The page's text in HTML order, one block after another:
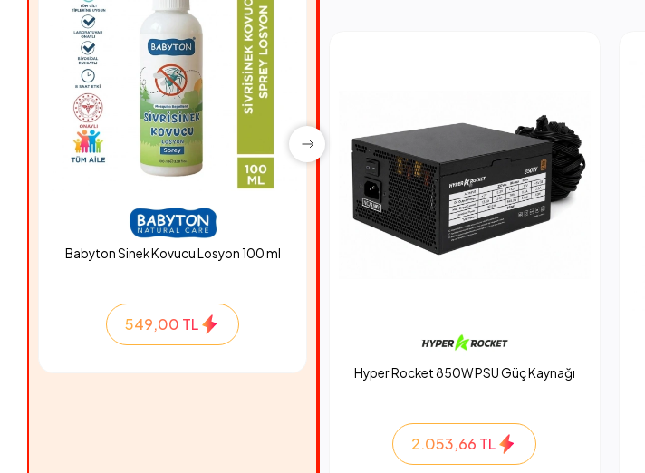
Babyton Sinek Kovucu Losyon 100 ml
549,00 TL
Hyper Rocket 850W PSU Güç Kaynağı
Hyper Rocket 850W PSU Güç Kaynağı
2.053,66 TL